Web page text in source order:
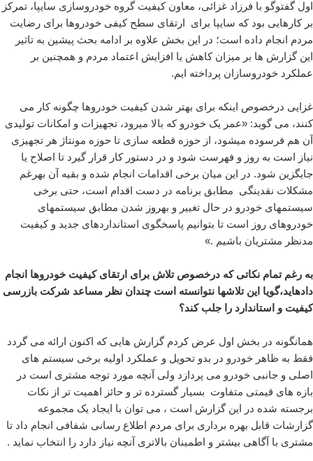
اول گفتوگو با فرزاد غزائی، معاون کیفیت گروه خودروسازی سایپا، تمرکز
بر کارهایی بود که سایپا برای ارتقای سطح کیفی خودروها برای رضایت
مردم انجام داده است؛ در این بخش علاوه بر ادامه بحث پیشین به تاثیر
این گزارش ها بر میزان کاهش یا افزایش اعتماد مردم و همچنین بر
عملکرد خودروسازان پرداخته ایم.
غزایی درخصوص اینکه برای بهتر شدن کیفیت خودروها چگونه کار می
کنند، می گوید: «عمر یک خودرو که بالا میرود، تجهیزات و امکانات تولیدی
آن هم فرسوده میشود، از حوزه قطعه سازی تا حوزه مونتاژ هر تجهیزی
نیاز است به روز و فهرست شود و در دستور کار قرار گیرد تا اصلاح یا
جایگزین شود. در این میان برخی اقدامات انجام شده و بقیه آن بهرغم
مشکلات نقدینگی مطابق برنامه در دست اقدام است، حتی برخی
سیستمهای خودرو در حال تغییر و بهروز شدن مطابق سیستمهای
خودروهای روز است تا بتوانیم پاسخگوی استانداردهای جدید و کیفیت
مدنظر مشتریان باشیم .»
به رغم تمام نکاتی که درخصوص تلاش برای ارتقای کیفیت خودروها انجام
دادهاید،گویا این تلاشها نتوانسته است چندان نظر مساعد شرکت بازرسی
کیفیت و استاندارد را جلب کند؟
همانگونه در بخش اول عرض کردم گزارش هایی که اکنون ارائه می گردد
فقط به ظاهر خودرو در بدو تحویل و عملکرد اولیه برخی سیستم های
اصلی و جانبی خودرو می پردازد ولی آنچه مورد توجه مشتری است در
بازه های قیمتی متفاوت بسیار گسترده تر و حائز اهمیت تر از نکات
برجسته شده در این گزارش است ، می توان با ایجاد یک مجموعه
گزارشات قابل بهره برداری برای مردم اطلاع رسانی شفافی انجام داد تا
مشتری با آگاهی بیشتر و اطمینان بالاتری آنچه نیاز دارد را انتخاب نماید .